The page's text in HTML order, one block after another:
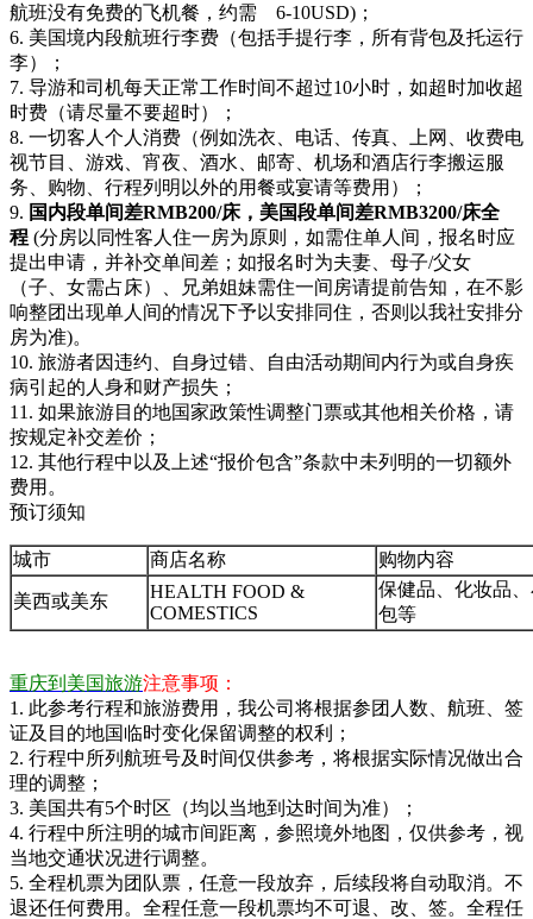
航班没有免费的飞机餐，约需 6-10USD)；
6. 美国境内段航班行李费（包括手提行李，所有背包及托运行
李）；
7. 导游和司机每天正常工作时间不超过10小时，如超时加收超
时费（请尽量不要超时）；
8. 一切客人个人消费（例如洗衣、电话、传真、上网、收费电
视节目、游戏、宵夜、酒水、邮寄、机场和酒店行李搬运服
务、购物、行程列明以外的用餐或宴请等费用）；
9. 国内段单间差RMB200/床，美国段单间差RMB3200/床全
程 (分房以同性客人住一房为原则，如需住单人间，报名时应
提出申请，并补交单间差；如报名时为夫妻、母子/父女
（子、女需占床）、兄弟姐妹需住一间房请提前告知，在不影
响整团出现单人间的情况下予以安排同住，否则以我社安排分
房为准)。
10. 旅游者因违约、自身过错、自由活动期间内行为或自身疾
病引起的人身和财产损失；
11. 如果旅游目的地国家政策性调整门票或其他相关价格，请
按规定补交差价；
12. 其他行程中以及上述“报价包含”条款中未列明的一切额外
费用。
预订须知
城市 商店名称 购物内容
美西或美东
HEALTH FOOD &
COMESTICS
保健品、化妆品
包等
重庆到美国旅游注意事项：
1. 此参考行程和旅游费用，我公司将根据参团人数、航班、签
证及目的地国临时变化保留调整的权利；
2. 行程中所列航班号及时间仅供参考，将根据实际情况做出合
理的调整；
3. 美国共有5个时区（均以当地到达时间为准）；
4. 行程中所注明的城市间距离，参照境外地图，仅供参考，视
当地交通状况进行调整。
5. 全程机票为团队票，任意一段放弃，后续段将自动取消。不
退还任何费用。全程任意一段机票均不可退、改、签。全程任